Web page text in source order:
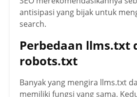
antisipasi yang bijak untuk
search.
Perbedaan llms.txt
robots.txt
Banyak yang mengira llms.txt
memiliki fungsi yang sama.